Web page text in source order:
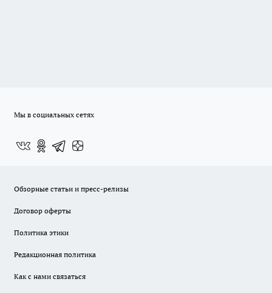
Мы в социальных сетях
Обзорные статьи и пресс-релизы
Договор оферты
Политика этики
Редакционная политика
Как с нами связаться